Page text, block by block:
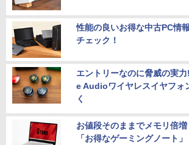
性能の良いお得な中古PC情
チェック！
エントリーなのに脅威の実
e Audioワイヤレスイヤフォ
く
お値段そのままでメモリ倍
「お得なゲーミングノート」